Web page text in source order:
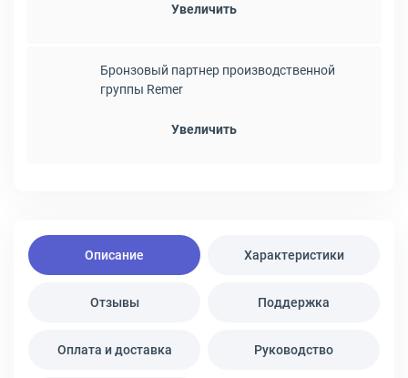
Увеличить
Бронзовый партнер производственной
группы Remer
Увеличить
Описание Характеристики
Отзывы Поддержка
Оплата и доставка Руководство